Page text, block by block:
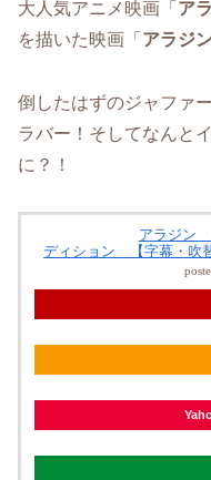
大人気アニメ映画「 ア
を描いた映画「 アラジ
倒したはずのジャファ
ラバー！そしてなんと
に？！
アラジン
ディション 【字幕・吹